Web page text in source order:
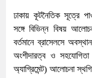
ঢাকায় কূটনৈতিক সূত্রে
সঙ্গে বিভিন্ন বিষয়
বর্তমানে ব্রাসেলসে
অংশীদারত্ব ও সহযোগিতা
অ্যাগ্রিমেন্ট) আলোচনা